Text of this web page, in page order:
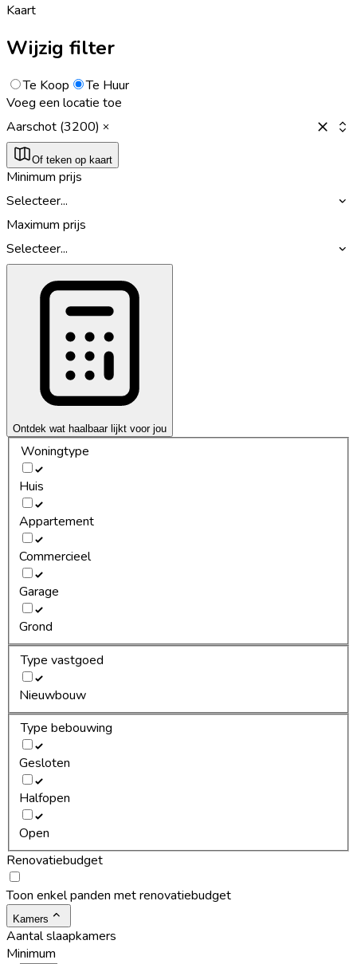
Kaart
Wijzig filter
Te Koop
Te Huur
Voeg een locatie toe
Aarschot (3200)
Of teken op kaart
Minimum prijs
Selecteer...
Maximum prijs
Selecteer...
Ontdek wat haalbaar lijkt voor jou
Woningtype
Huis
Appartement
Commercieel
Garage
Grond
Type vastgoed
Nieuwbouw
Type bebouwing
Gesloten
Halfopen
Open
Renovatiebudget
Toon enkel panden met renovatiebudget
Kamers
Aantal slaapkamers
Minimum